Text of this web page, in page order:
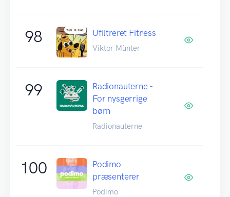
98 Ufiltreret Fitness
Viktor Münter
99
Radionauterne -
For nysgerrige
børn
Radionauterne
100
Podimo
præsenterer
Podimo